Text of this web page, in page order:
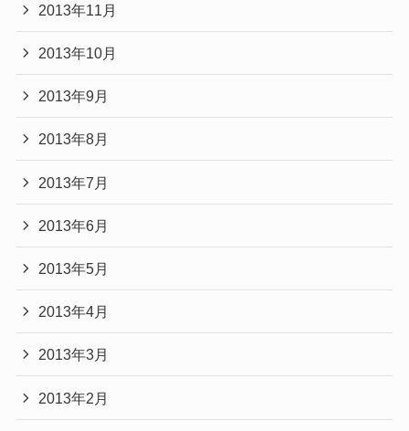
2013年11月
2013年10月
2013年9月
2013年8月
2013年7月
2013年6月
2013年5月
2013年4月
2013年3月
2013年2月